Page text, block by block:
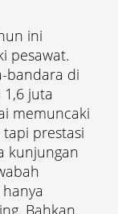
ini
pesawat.
bandara di
juta
memuncaki
prestasi
kunjungan